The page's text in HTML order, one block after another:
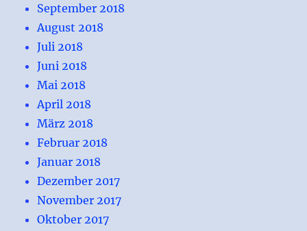
September 2018
August 2018
Juli 2018
Juni 2018
Mai 2018
April 2018
März 2018
Februar 2018
Januar 2018
Dezember 2017
November 2017
Oktober 2017